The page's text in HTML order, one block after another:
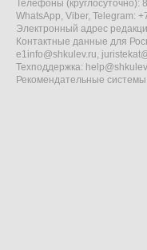
Телефоны (круглосуточно):
WhatsApp, Viber, Telegram:
Электронный адрес
Контактные данные для
e1info@shkulev.ru,
Техподдержка:
Рекомендательные системы